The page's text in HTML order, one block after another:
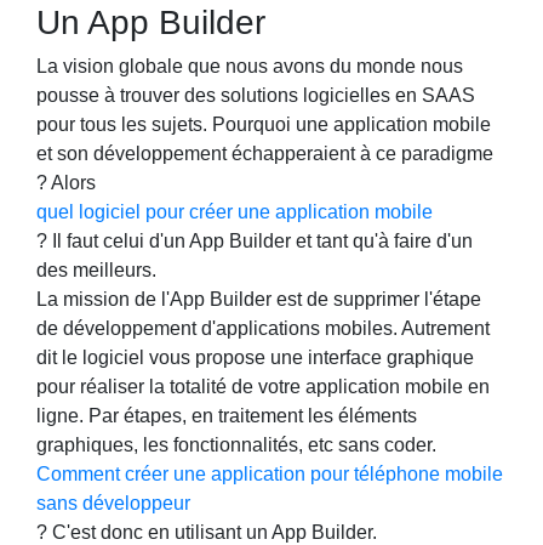
Un App Builder
La vision globale que nous avons du monde nous
pousse à trouver des solutions logicielles en SAAS
pour tous les sujets. Pourquoi une application mobile
et son développement échapperaient à ce paradigme
? Alors
quel logiciel pour créer une application mobile
? Il faut celui d'un App Builder et tant qu'à faire d'un
des meilleurs.
La mission de l'App Builder est de supprimer l'étape
de développement d'applications mobiles. Autrement
dit le logiciel vous propose une interface graphique
pour réaliser la totalité de votre application mobile en
ligne. Par étapes, en traitement les éléments
graphiques, les fonctionnalités, etc sans coder.
Comment créer une application pour téléphone mobile
sans développeur
? C'est donc en utilisant un App Builder.